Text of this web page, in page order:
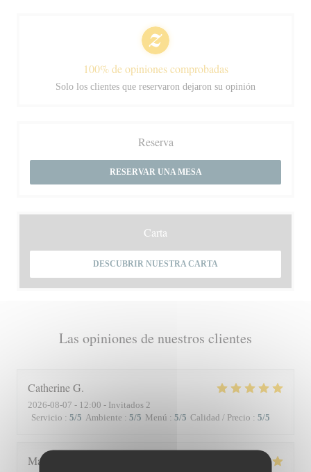
Las opiniones de nuestros clientes
CatherineG
2026-08-07 - 12:00 - Invitados 2
Servicio : 5/5 Ambiente : 5/5 Menú : 5/5 Calidad / Precio : 5/5
Matthieu
100% de opiniones comprobadas
Solo los clientes que reservaron dejaron su opinión
Reserva
RESERVAR UNA MESA
Carta
DESCUBRIR NUESTRA CARTA